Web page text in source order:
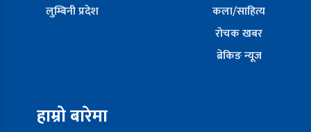
लुम्बिनी प्रदेश
कला/साहित्य
रोचक खबर
ब्रेकिङ न्यूज
हाम्रो बारेमा